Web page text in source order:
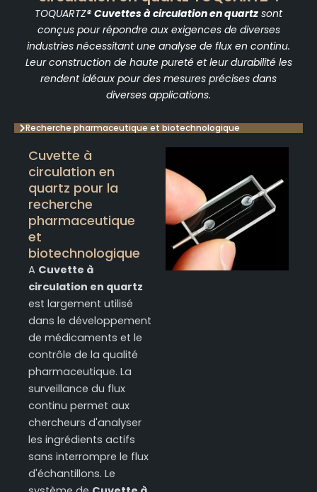
TOQUARTZ® Cuvettes à circulation en quartz sont
conçus pour répondre aux exigences de diverses
industries nécessitant une analyse de flux en continu.
Leur construction de haute pureté et leur durabilité les
rendent idéaux pour des mesures précises dans
diverses applications.
Recherche pharmaceutique et biotechnologique
Cuvette à
circulation en
quartz pour la
recherche
pharmaceutique
et
biotechnologique
A Cuvette à
circulation en quartz
est largement utilisé
dans le développement
de médicaments et le
contrôle de la qualité
pharmaceutique. La
surveillance du flux
continu permet aux
chercheurs d'analyser
les ingrédients actifs
sans interrompre le flux
d'échantillons. Le